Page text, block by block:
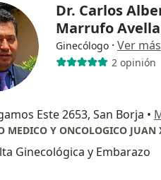
Dr. Carlos
Marrufo
Ginecólogo · Ver más
2 opinión
Este 2653, San Borja •
MEDICO Y ONCOLOGICO JUAN
Ginecológica y Embarazo